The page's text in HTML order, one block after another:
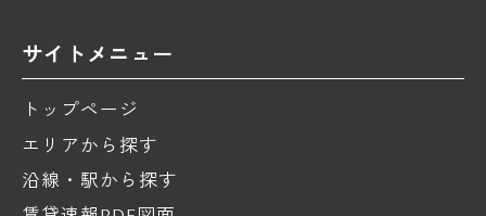
サイトメニュー
トップページ
エリアから探す
沿線・駅から探す